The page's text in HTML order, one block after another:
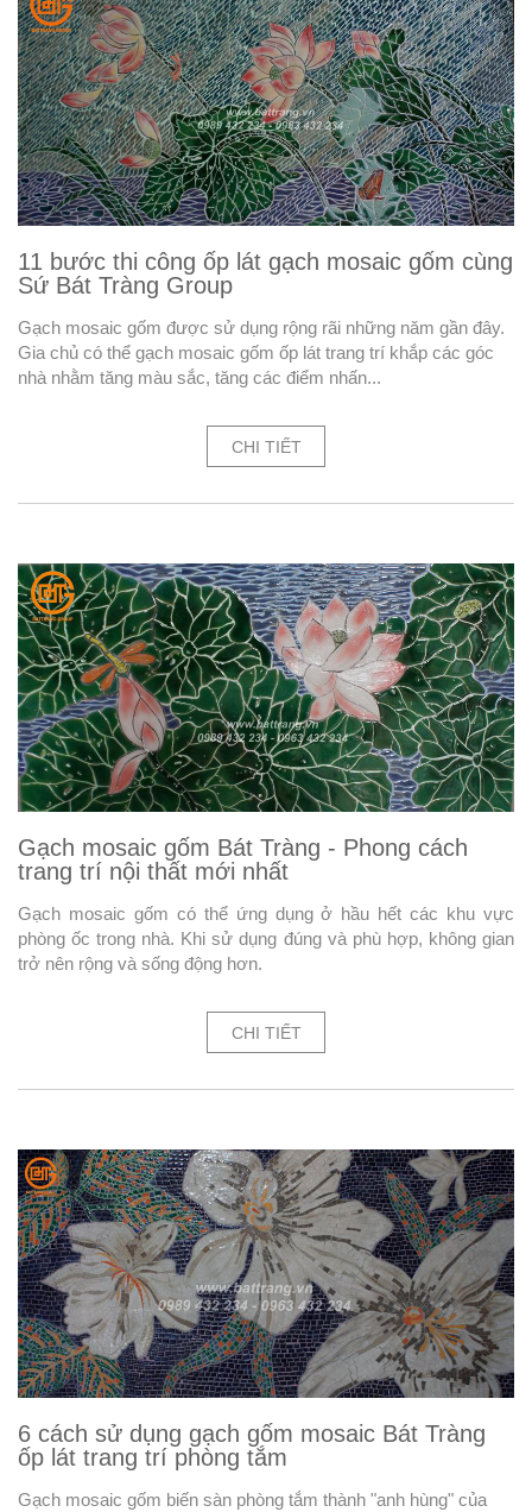
11 bước thi công ốp lát gạch mosaic gốm cùng
Sứ Bát Tràng Group
Gạch mosaic gốm được sử dụng rộng rãi những năm gần đây.
Gia chủ có thể gạch mosaic gốm ốp lát trang trí khắp các góc
nhà nhằm tăng màu sắc, tăng các điểm nhấn...
CHI TIẾT
Gạch mosaic gốm Bát Tràng - Phong cách
trang trí nội thất mới nhất
Gạch mosaic gốm có thể ứng dụng ở hầu hết các khu vực
phòng ốc trong nhà. Khi sử dụng đúng và phù hợp, không gian
trở nên rộng và sống động hơn.
CHI TIẾT
6 cách sử dụng gạch gốm mosaic Bát Tràng
ốp lát trang trí phòng tắm
Gạch mosaic gốm biến sàn phòng tắm thành "anh hùng" của